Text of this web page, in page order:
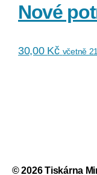
Nové
30,00 Kč včetně
© 2026Tiskárna